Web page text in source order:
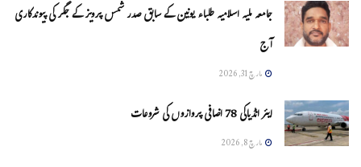
جامعہ ملیہ اسلامیہ طلباء یونین کے سابق صدر شمس پرویز کے جگر کی پیوندکاری
آج
مارچ 31, 2026
ایئر انڈیاکی 78 اضافی پروازوں کی شروعات
مارچ 8, 2026